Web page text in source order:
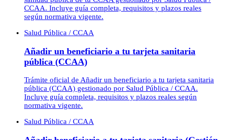
CCAA. Incluye guía completa, requisitos y plazos reales
según normativa vigente.
Salud Pública / CCAA
Añadir un beneficiario a tu tarjeta sanitaria
pública (CCAA)
Trámite oficial de Añadir un beneficiario a tu tarjeta sanitaria
pública (CCAA) gestionado por Salud Pública / CCAA.
Incluye guía completa, requisitos y plazos reales según
normativa vigente.
Salud Pública / CCAA